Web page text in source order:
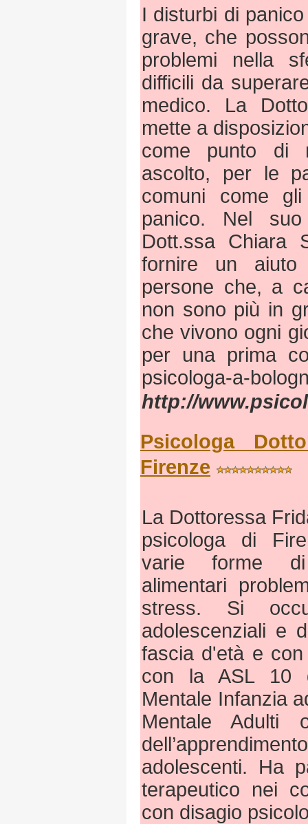
I disturbi di
grave, che
problemi nella
difficili da
medico. La
mette a
come punto di
ascolto, per le
comuni come
panico. Nel
Dott.ssa Chiara
fornire un aiuto
persone che, a
non sono più in
che vivono ogni
per una prima
psicologa-a-
http://
Psicologa
Firenze
La Dottoressa
psicologa di
varie forme di
alimentari
stress. Si
adolescenziali e
fascia d'età e
con la ASL 10
Mentale Infanzia
Mentale Adulti
adolescenti. Ha
terapeutico nei
con disagio